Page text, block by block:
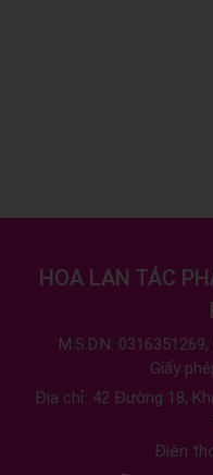
HOA LAN TÁC
M.S.D.N:
Giấy
Địa chỉ: 42 Đường 18,
Điện